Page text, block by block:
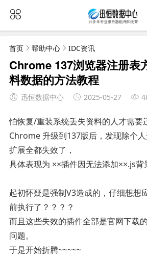
首页 帮助中心 IDC资讯
Chrome 137浏览器注册表
料数据的方法教程
迅恒数据中心 2025-05-27
怕恢复/重装系统丢失资料的人才需要
Chrome 升级到137版后，发现除个
扩展全都失效了，
具体表现为 ××插件因无法添加××.js背
起初怀疑是强制V3造成的，仔细想想
前执行了？？？？
而且这些失效的插件全部是官网下载
问题。
于是开始折腾~~~~~